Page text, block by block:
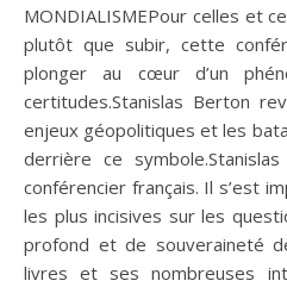
MONDIALISMEPour celles et
plutôt que subir, cette
plonger au cœur d’un
certitudes.Stanislas Berton
enjeux géopolitiques et les
derrière ce
conférencier français. Il s’est
les plus incisives sur les
profond et de souveraineté
livres et ses nombreuses